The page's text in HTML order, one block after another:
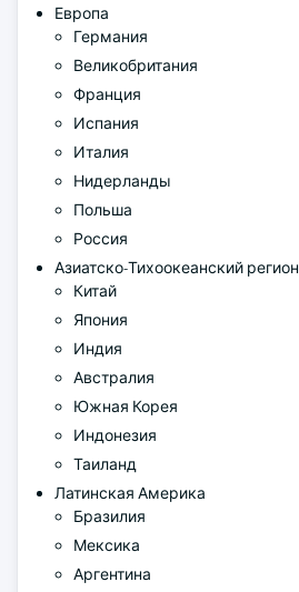
Европа
Германия
Великобритания
Франция
Испания
Италия
Нидерланды
Польша
Россия
Азиатско-Тихоокеанский регион
Китай
Япония
Индия
Австралия
Южная Корея
Индонезия
Таиланд
Латинская Америка
Бразилия
Мексика
Аргентина